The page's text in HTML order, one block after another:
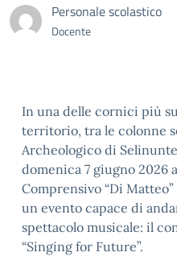
Personale scolastico
Docente
In una delle cornici più
territorio, tra le colonne
Archeologico di
domenica 7 giugno 2026
Comprensivo “Di
un evento capace di
spettacolo musicale: il
“Singing for Future”.